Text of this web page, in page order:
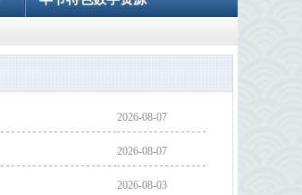
2026-08-07
2026-08-07
2026-08-03